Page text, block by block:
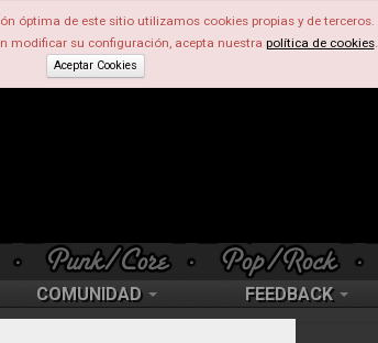
óptima de este sitio utilizamos cookies propias y de terceros.
modificar su configuración, acepta nuestra política de cookies.
Aceptar Cookies
COMUNIDAD FEEDBACK